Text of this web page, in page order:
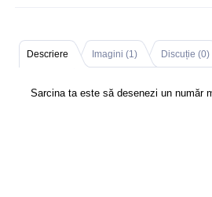
Descriere Imagini (1) Discuție (0)
Sarcina ta este să desenezi un număr